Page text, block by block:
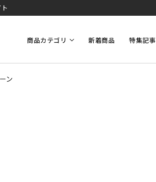
商品カテゴリ 新着商品 特集記事
ン